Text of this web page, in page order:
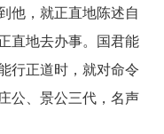
他，就正直地陈述自
直地去办事。国君能
行正道时，就对命令
公、景公三代，名声